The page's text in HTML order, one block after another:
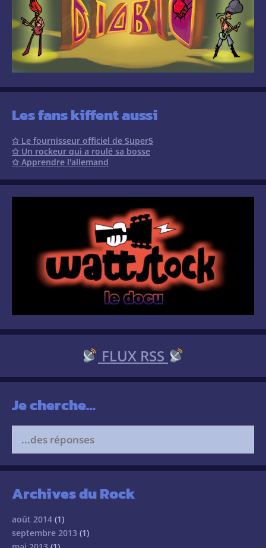
Les fans kiffent aussi
✩ Le fournisseur officiel de Super5
✩ Un rockeur qui a roulé sa bosse
✩ Apprendre l'allemand
FLUX RSS
Je cherche…
Search
for:
Archives du Rock
août 2014 (1)
septembre 2013 (1)